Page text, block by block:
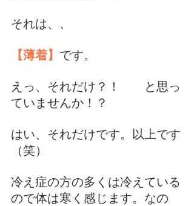
それは、、
【薄着】 です。
えっ、それだけ？！　　と思っ
ていませんか！？
はい、それだけです。以上です
（笑）
冷え症の方の多くは冷えている
ので体は寒く感じます。なの